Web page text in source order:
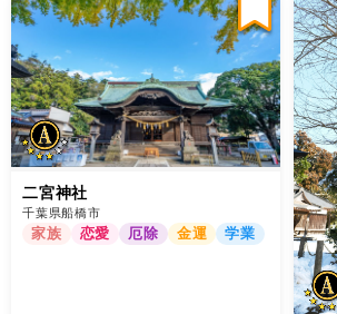
二宮神社
千葉県船橋市
家族 恋愛 厄除 金運 学業